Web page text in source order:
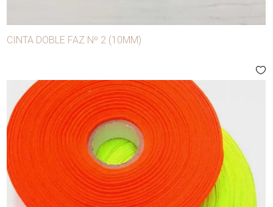
CINTA DOBLE FAZ Nº 2 (10MM)